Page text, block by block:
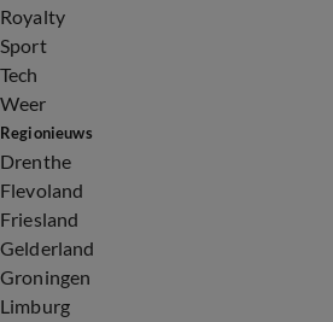
Royalty
Sport
Tech
Weer
Regionieuws
Drenthe
Flevoland
Friesland
Gelderland
Groningen
Limburg